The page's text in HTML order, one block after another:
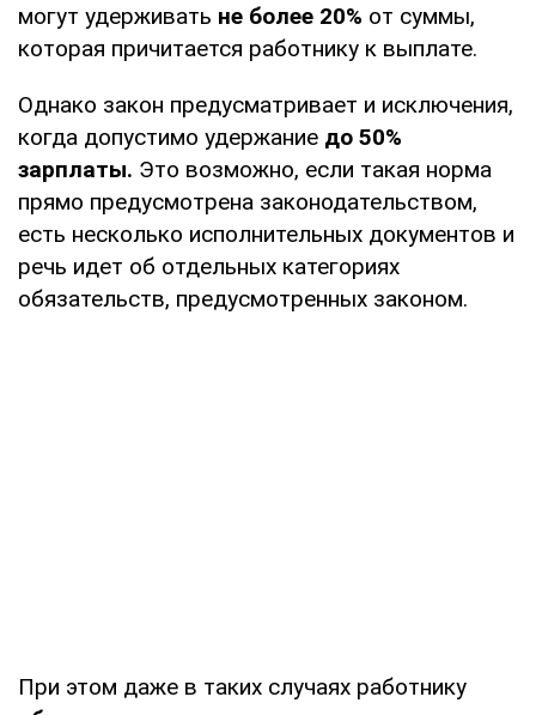
могут удерживать не более 20% от суммы,
которая причитается работнику к выплате.
Однако закон предусматривает и исключения,
когда допустимо удержание до 50%
зарплаты. Это возможно, если такая норма
прямо предусмотрена законодательством,
есть несколько исполнительных документов и
речь идет об отдельных категориях
обязательств, предусмотренных законом.
При этом даже в таких случаях работнику